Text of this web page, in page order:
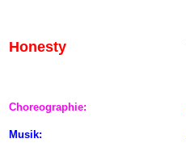
Honesty
Choreographie:
Musik: